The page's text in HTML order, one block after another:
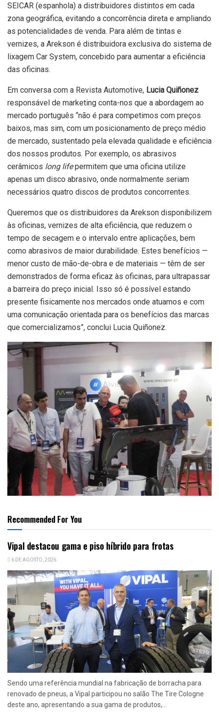
SEICAR (espanhola) a distribuidores distintos em cada
zona geográfica, evitando a concorrência direta e ampliando
as potencialidades de venda. Para além de tintas e
vernizes, a Arekson é distribuidora exclusiva do sistema de
lixagem Car System, concebido para aumentar a eficiência
das oficinas.
Em conversa com a Revista Automotive, Lucia Quiñonez
responsável de marketing conta-nos que a abordagem ao
mercado português “não é para competimos com preços
baixos, mas sim, com um posicionamento de preço médio
de mercado, sustentado pela elevada qualidade e eficiência
dos nossos produtos. Por exemplo, os abrasivos
cerâmicos long lifepermitem que uma oficina utilize
apenas um disco abrasivo, onde normalmente seriam
necessários quatro discos de produtos concorrentes.
Queremos que os distribuidores da Arekson disponibilizem
às oficinas, vernizes de alta eficiência, que reduzem o
tempo de secagem e o intervalo entre aplicações, bem
como abrasivos de maior durabilidade. Estes benefícios —
menor custo de mão-de-obra e de materiais — têm de ser
demonstrados de forma eficaz às oficinas, para ultrapassar
a barreira do preço inicial. Isso só é possível estando
presente fisicamente nos mercados onde atuamos e com
uma comunicação orientada para os benefícios das marcas
que comercializamos”, conclui Lucia Quiñonez.
Recommended For You
Vipal destacou gama e piso híbrido para frotas
6 DE AGOSTO, 2026
Sendo uma referência mundial na fabricação de borracha para
renovado de pneus, a Vipal participou no salão The Tire Cologne
deste ano, apresentando a sua gama de produtos,...